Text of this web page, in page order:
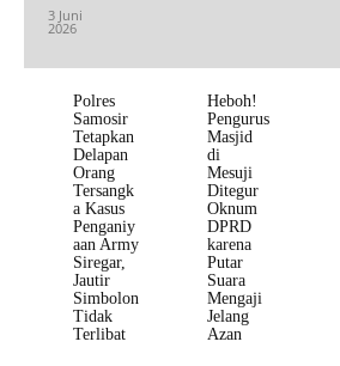
3 Juni
2026
Polres
Samosir
Tetapkan
Delapan
Orang
Tersangk
a Kasus
Penganiy
aan Army
Siregar,
Jautir
Simbolon
Tidak
Terlibat
Heboh!
Pengurus
Masjid
di
Mesuji
Ditegur
Oknum
DPRD
karena
Putar
Suara
Mengaji
Jelang
Azan